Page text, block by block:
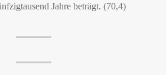
Jahre beträgt. (70,4)